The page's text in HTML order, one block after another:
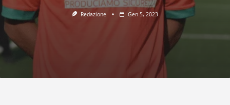
Redazione Gen 5, 2023